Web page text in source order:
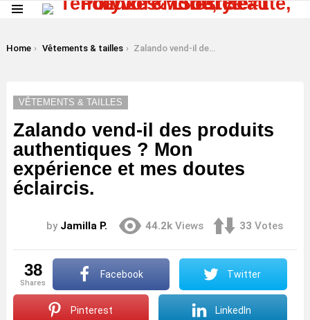
You are here:
Home Vêtements & tailles Zalando vend-il des produits authentiques ? Mon expérience et mes doutes éclaircis.
VÊTEMENTS & TAILLES
Zalando vend-il des produits
authentiques ? Mon
expérience et mes doutes
éclaircis.
by Jamilla P. 44.2k Views 33 Votes
38
shares
Facebook Twitter
Pinterest LinkedIn